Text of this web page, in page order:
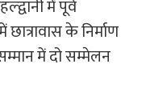
में पूर्व
के निर्माण
में दो सम्मेलन